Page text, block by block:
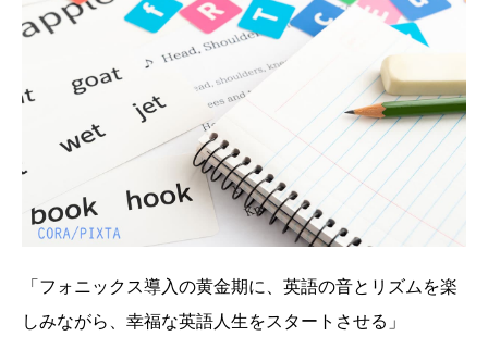
「フォニックス導入の黄金期に、英語の音とリズムを楽
しみながら、幸福な英語人生をスタートさせる」